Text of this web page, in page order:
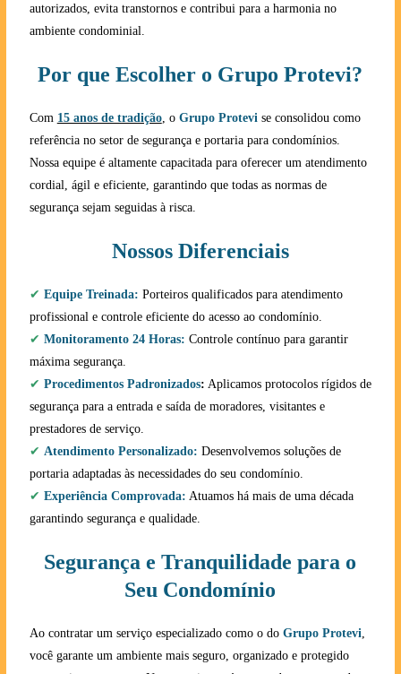
autorizados, evita transtornos e contribui para a harmonia no
ambiente condominial.
Por que Escolher o Grupo Protevi?
Com 15 anos de tradição, o Grupo Protevise consolidou como
referência no setor de segurança e portaria para condomínios.
Nossa equipe é altamente capacitada para oferecer um atendimento
cordial, ágil e eficiente, garantindo que todas as normas de
segurança sejam seguidas à risca.
Nossos Diferenciais
✔ Equipe Treinada: Porteiros qualificados para atendimento
profissional e controle eficiente do acesso ao condomínio.
✔ Monitoramento 24 Horas: Controle contínuo para garantir
máxima segurança.
✔ Procedimentos Padronizados: Aplicamos protocolos rígidos de
segurança para a entrada e saída de moradores, visitantes e
prestadores de serviço.
✔ Atendimento Personalizado: Desenvolvemos soluções de
portaria adaptadas às necessidades do seu condomínio.
✔ Experiência Comprovada: Atuamos há mais de uma década
garantindo segurança e qualidade.
Segurança e Tranquilidade para o
Seu Condomínio
Ao contratar um serviço especializado como o do Grupo Protevi,
você garante um ambiente mais seguro, organizado e protegido